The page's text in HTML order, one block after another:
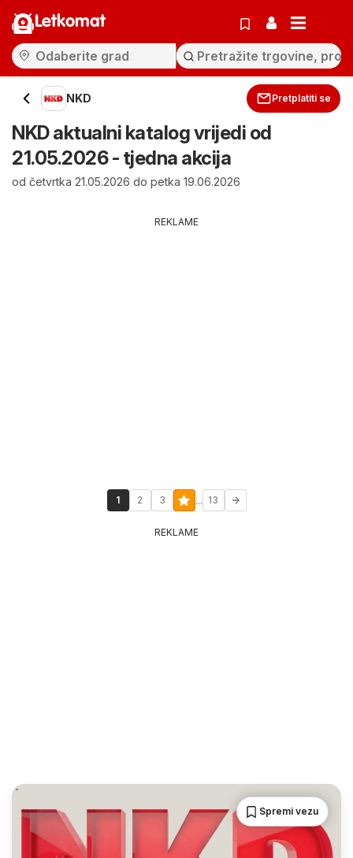
Letkomat
NKD Pretplatiti se
NKD aktualni katalog vrijedi od
21.05.2026 - tjedna akcija
od četvrtka 21.05.2026 do petka 19.06.2026
REKLAME
1 2 3 ... 13
REKLAME
Spremi vezu